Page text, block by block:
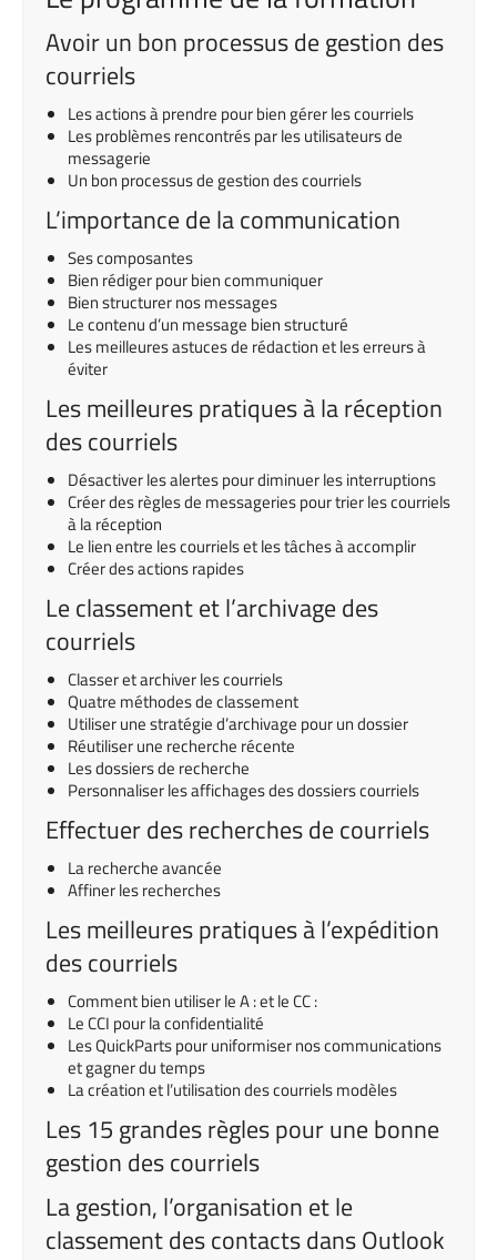
Avoir un bon processus de gestion des
courriels
Les actions à prendre pour bien gérer les courriels
Les problèmes rencontrés par les utilisateurs de
messagerie
Un bon processus de gestion des courriels
L’importance de la communication
Ses composantes
Bien rédiger pour bien communiquer
Bien structurer nos messages
Le contenu d’un message bien structuré
Les meilleures astuces de rédaction et les erreurs à
éviter
​​​​​​Les meilleures pratiques à la réception
des courriels
Désactiver les alertes pour diminuer les interruptions
Créer des règles de messageries pour trier les courriels
à la réception
Le lien entre les courriels et les tâches à accomplir
Créer des actions rapides
Le classement et l’archivage des
courriels
Classer et archiver les courriels
Quatre méthodes de classement
Utiliser une stratégie d’archivage pour un dossier
Réutiliser une recherche récente
Les dossiers de recherche
Personnaliser les affichages des dossiers courriels
Effectuer des recherches de courriels
La recherche avancée
Affiner les recherches
Les meilleures pratiques à l’expédition
des courriels
Comment bien utiliser le A : et le CC :
Le CCI pour la confidentialité
Les QuickParts pour uniformiser nos communications
et gagner du temps
La création et l’utilisation des courriels modèles
Les 15 grandes règles pour une bonne
gestion des courriels
La gestion, l’organisation et le
classement des contacts dans Outlook